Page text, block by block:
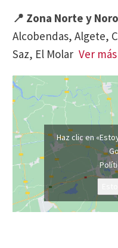
📍 Zona Norte y
Alcobendas, Algete,
Saz, El Molar Ver más
Haz clic en